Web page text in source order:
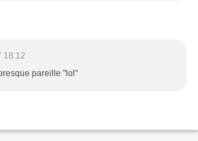
18:12
pareille "lol"